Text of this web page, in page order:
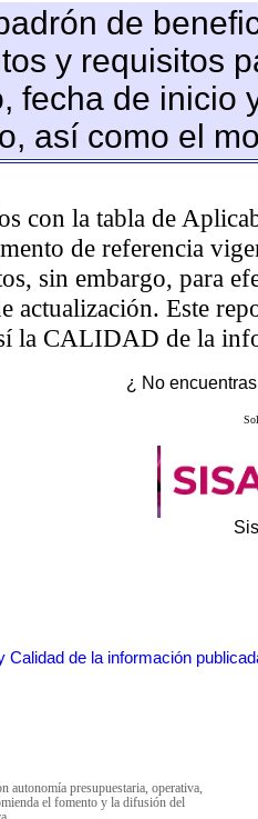
de
y requisitos
fecha de inicio
así como el
con la tabla de
de referencia
sin embargo, para
actualización. Este
la CALIDAD de la
¿ No
Calidad de la información
autonomía presupuestaria, operativa,
el fomento y la difusión del